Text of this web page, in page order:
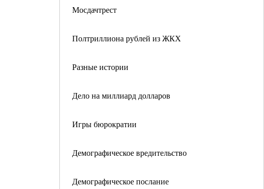
Мосдачтрест
Полтриллиона рублей из ЖКХ
Разные истории
Дело на миллиард долларов
Игры бюрократии
Демографическое вредительство
Демографическое послание